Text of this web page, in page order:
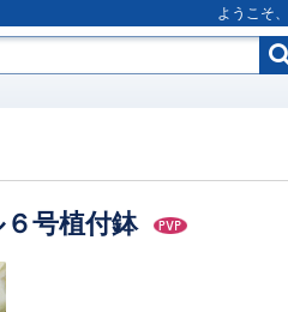
ようこそ、
号植付鉢